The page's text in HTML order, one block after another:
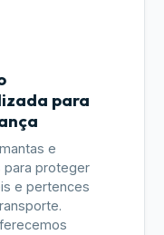
para
e
proteger
e pertences